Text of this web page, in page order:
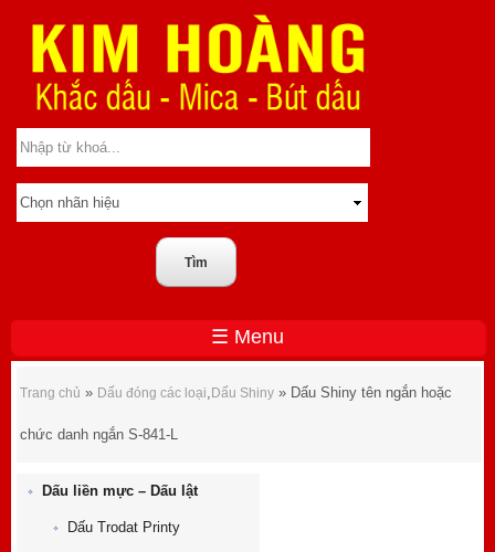
☰ Menu
L
Trang chủ » Dấu đóng các loại Dấu Shiny » Dấu Shiny tên ngắn hoặc
chức danh ngắn S-841-L
Dấu liền mực – Dấu lật
Dấu Trodat Printy